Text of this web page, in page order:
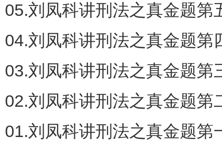
05.刘凤科讲刑法之真金题第
04.刘凤科讲刑法之真金题第
03.刘凤科讲刑法之真金题第
02.刘凤科讲刑法之真金题第
01.刘凤科讲刑法之真金题第